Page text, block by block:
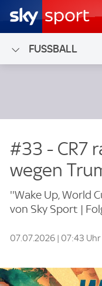
FUSSBALL
#33 - CR7
wegen
''Wake Up, World
von Sky Sport |
07.07.2026 | 07:43 Uhr